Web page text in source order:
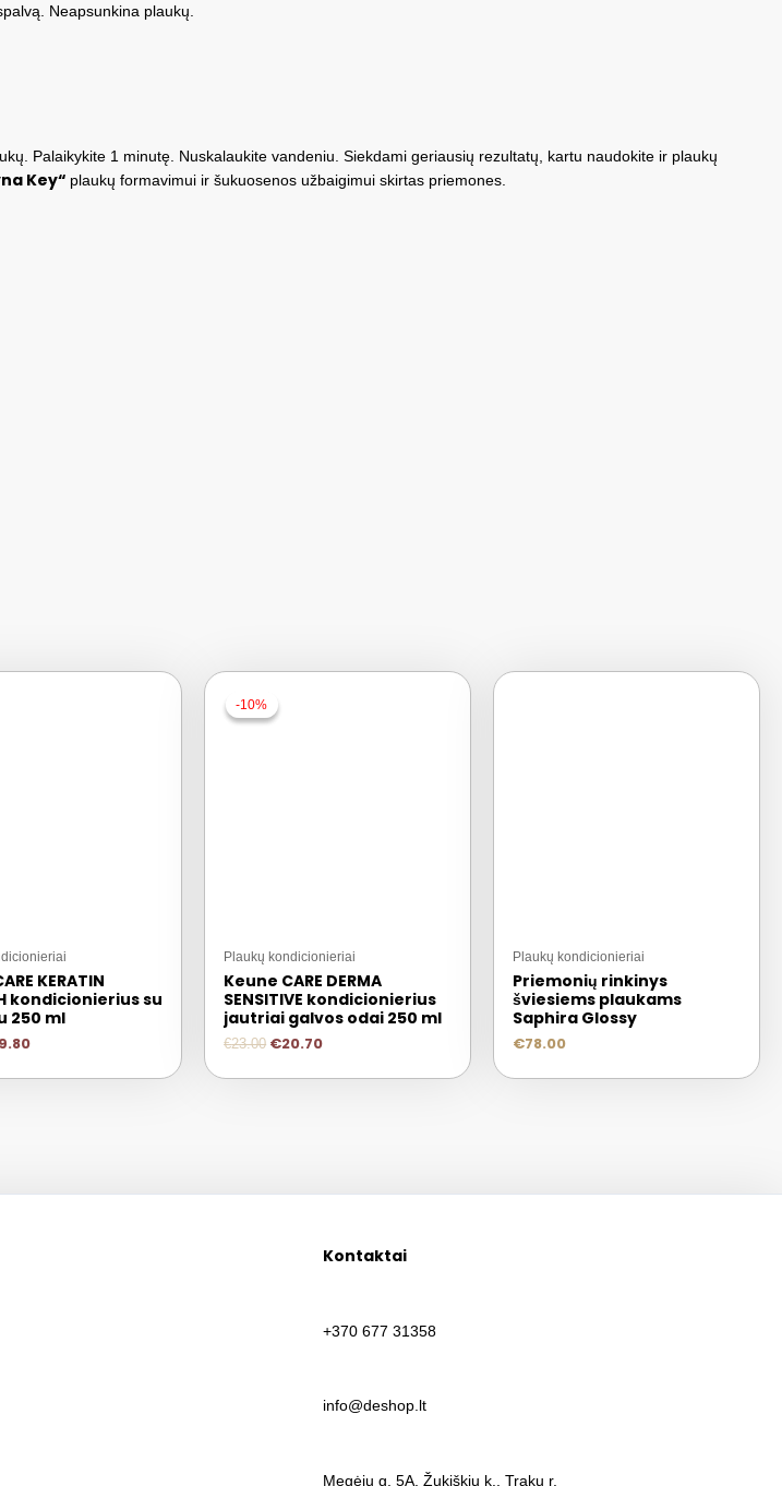
Neapsunkina plaukų.
Palaikykite 1 minutę. Nuskalaukite vandeniu. Siekdami geriausių rezultatų, kartu naudokite ir plaukų
Key“ plaukų formavimui ir šukuosenos užbaigimui skirtas priemones.
KERATIN
kondicionierius su
250 ml
-10%
-10%
Plaukų kondicionieriai
Keune CARE DERMA
SENSITIVE kondicionierius
jautriai galvos odai 250 ml
€23.00 €20.70
Plaukų kondicionieriai
Priemonių rinkinys
šviesiems plaukams
Saphira Glossy
€78.00
Kontaktai
+370 677 31358
info@deshop.lt
Megėjų g. 5A, Žukiškių k., Trakų r.